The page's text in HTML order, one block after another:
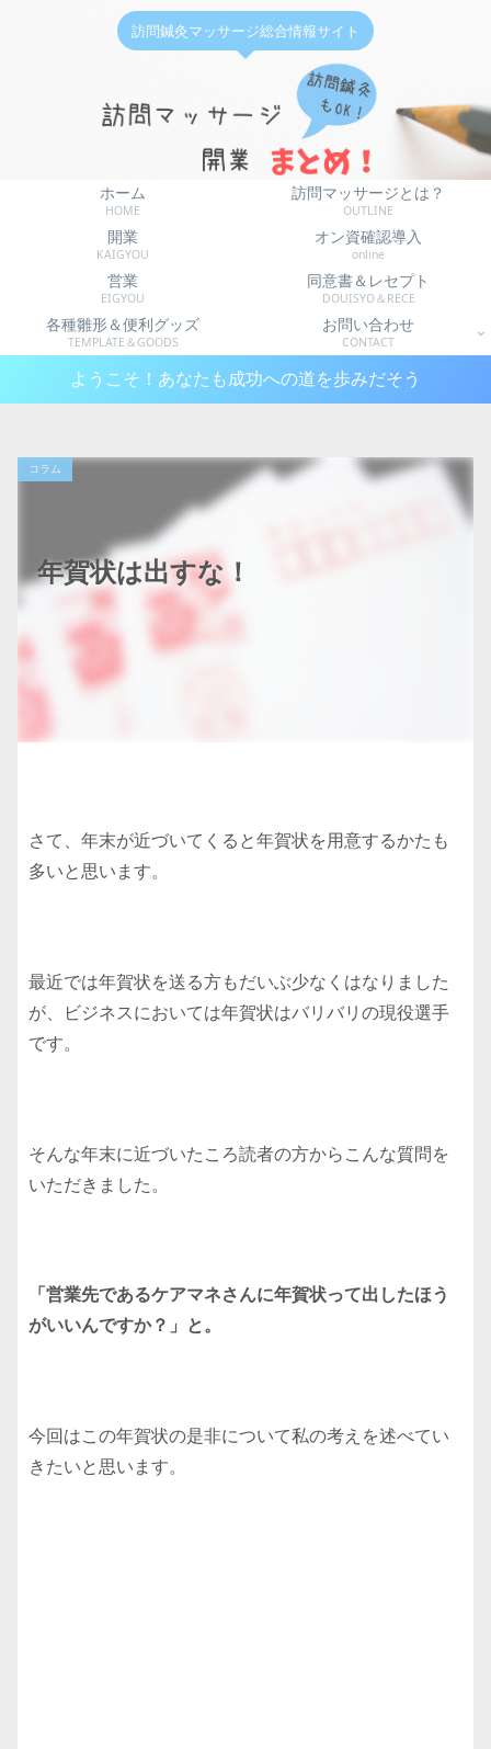
訪問鍼灸マッサージ総合情報サイト
ホーム
HOME
訪問マッサージとは？
OUTLINE
開業
KAIGYOU
オン資確認導入
online
営業
EIGYOU
同意書＆レセプト
DOUISYO＆RECE
各種雛形＆便利グッズ
TEMPLATE＆GOODS
お問い合わせ
CONTACT
ようこそ！あなたも成功への道を歩みだそう
年賀状は出すな！
コラム
さて、年末が近づいてくると年賀状を用意するかたも
多いと思います。
最近では年賀状を送る方もだいぶ少なくはなりました
が、ビジネスにおいては年賀状はバリバリの現役選手
です。
そんな年末に近づいたころ読者の方からこんな質問を
いただきました。
「営業先であるケアマネさんに年賀状って出したほう
がいいんですか？」と。
今回はこの年賀状の是非について私の考えを述べてい
きたいと思います。